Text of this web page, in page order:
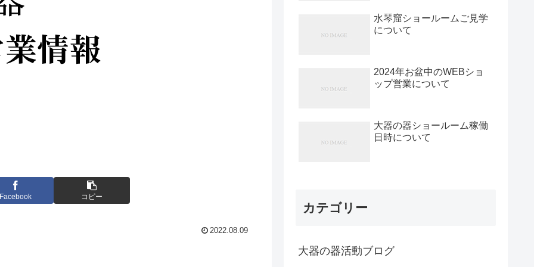
Facebook コピー
2022.08.09
水琴窟ショールームご見学
について
2024年お盆中のWEBショ
ップ営業について
大器の器ショールーム稼働
日時について
カテゴリー
大器の器活動ブログ